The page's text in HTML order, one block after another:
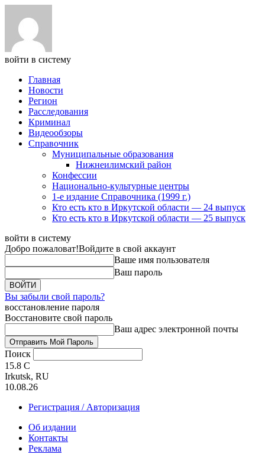
войти в систему
Главная
Новости
Регион
Расследования
Криминал
Видеообзоры
Справочник
Муниципальные образования
Нижнеилимский район
Конфессии
Национально-культурные центры
1-е издание Справочника (1999 г.)
Кто есть кто в Иркутской области — 24 выпуск
Кто есть кто в Иркутской области — 25 выпуск
войти в систему
Добро пожаловат!Войдите в свой аккаунт
Ваше имя пользователя
Ваш пароль
Вы забыли свой пароль?
восстановление пароля
Восстановите свой пароль
Ваш адрес электронной почты
Поиск
15.8 C
Irkutsk, RU
10.08.26
Регистрация / Авторизация
Об издании
Контакты
Реклама